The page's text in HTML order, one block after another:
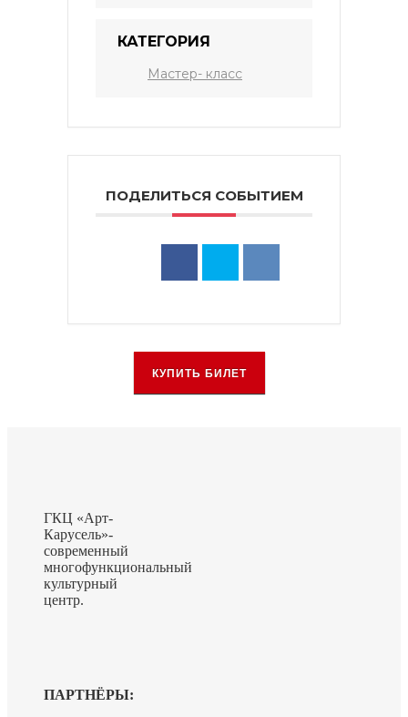
КАТЕГОРИЯ
Мастер- класс
ПОДЕЛИТЬСЯ СОБЫТИЕМ
КУПИТЬ БИЛЕТ
ГКЦ «Арт-
Карусель»-
современный
многофункциональный
культурный
центр.
ПАРТНЁРЫ: